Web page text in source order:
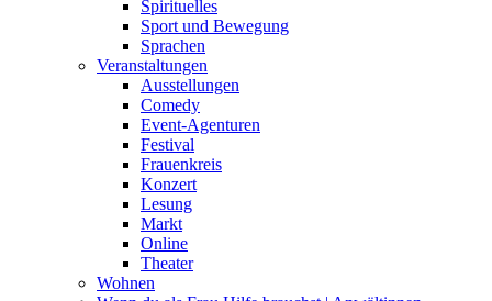
Spirituelles
Sport und Bewegung
Sprachen
Veranstaltungen
Ausstellungen
Comedy
Event-Agenturen
Festival
Frauenkreis
Konzert
Lesung
Markt
Online
Theater
Wohnen